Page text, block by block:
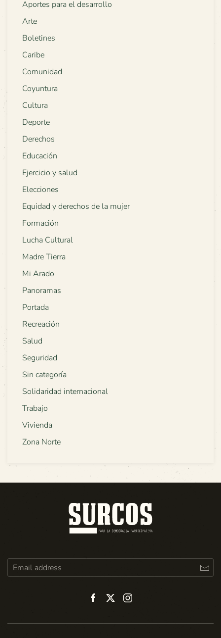
Aportes para el desarrollo
Arte
Boletines
Caribe
Comunidad
Coyuntura
Cultura
Deporte
Derechos
Educación
Ejercicio y salud
Elecciones
Equidad y derechos de la mujer
Formación
Lucha Cultural
Madre Tierra
Mi Arado
Panoramas
Portada
Recreación
Salud
Seguridad
Sin categoría
Solidaridad internacional
Trabajo
Vivienda
Zona Norte